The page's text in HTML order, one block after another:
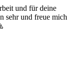
und für deine
sehr und freue mich